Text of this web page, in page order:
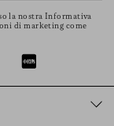
la nostra Informativa
di marketing come